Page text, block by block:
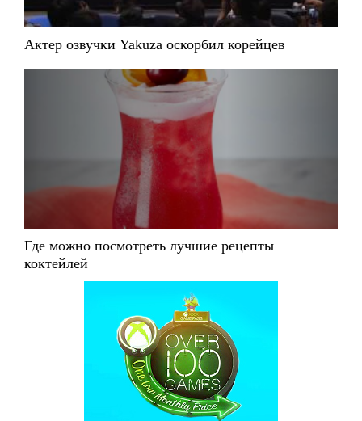
Актер озвучки Yakuza оскорбил корейцев
Где можно посмотреть лучшие рецепты
коктейлей